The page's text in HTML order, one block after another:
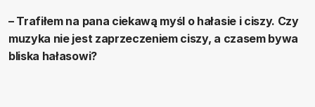
– Trafiłem na pana ciekawą myśl o hałasie i ciszy. Czy
muzyka nie jest zaprzeczeniem ciszy, a czasem bywa
bliska hałasowi?